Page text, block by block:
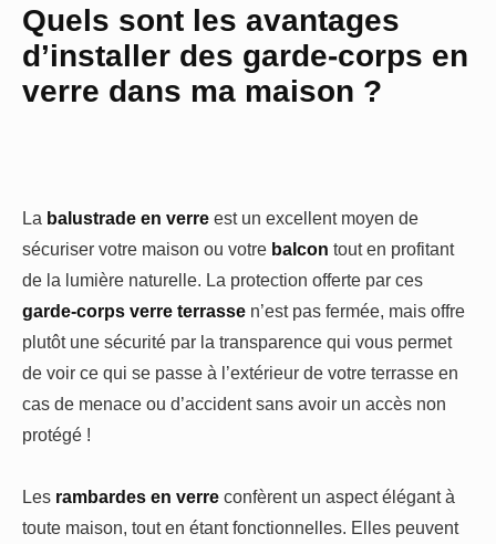
Quels sont les avantages
d’installer des garde-corps en
verre dans ma maison ?
La balustrade en verre est un excellent moyen de
sécuriser votre maison ou votre balcon tout en profitant
de la lumière naturelle. La protection offerte par ces
garde-corps verre terrasse n’est pas fermée, mais offre
plutôt une sécurité par la transparence qui vous permet
de voir ce qui se passe à l’extérieur de votre terrasse en
cas de menace ou d’accident sans avoir un accès non
protégé !
Les rambardes en verre confèrent un aspect élégant à
toute maison, tout en étant fonctionnelles. Elles peuvent